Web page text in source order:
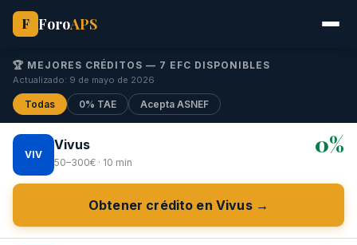
F ForoAPS
🏆 MEJORES CRÉDITOS — 7 EFC DISPONIBLES
Actualizado: 9 de mayo de 2026
Todas 0% TAE Acepta ASNEF
VIV
Vivus
50–300€ · 10 min
0%
Obtener crédito en Vivus →